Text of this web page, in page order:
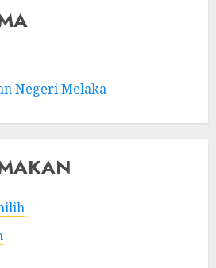
Negeri Melaka